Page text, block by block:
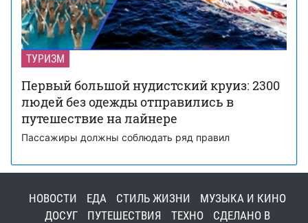
ТУРИЗМ
Первый большой нудистский круиз: 2300
людей без одежды отправились в
путешествие на лайнере
Пассажиры должны соблюдать ряд правил
НОВОСТИ ЕДА СТИЛЬ ЖИЗНИ
МУЗЫКА И КИНО
ДОСУГ
ПУТЕШЕСТВИЯ ТЕХНО
СДЕЛАНО В